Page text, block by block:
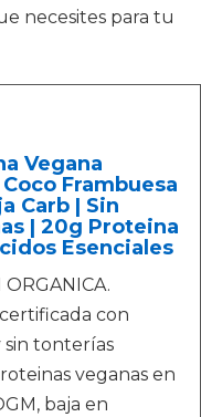
necesites para tu
Vegana
Frambuesa
Carb | Sin
| 20g Proteina
Esenciales
ORGANICA.
con
sin tonterías
veganas en
baja en